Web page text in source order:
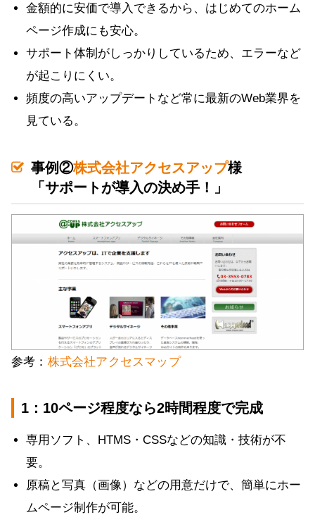
金額的に安価で導入できるから、はじめてのホーム
ページ作成にも安心。
サポート体制がしっかりしているため、エラーなど
が起こりにくい。
頻度の高いアップデートなど常に最新のWeb業界を
見ている。
事例②株式会社アクセスアップ様
「サポートが導入の決め手！」
参考： 株式会社アクセスマップ
1：10ページ程度なら2時間程度で完成
専用ソフト、HTMS・CSSなどの知識・技術が不
要。
原稿と写真（画像）などの用意だけで、簡単にホー
ムページ制作が可能。